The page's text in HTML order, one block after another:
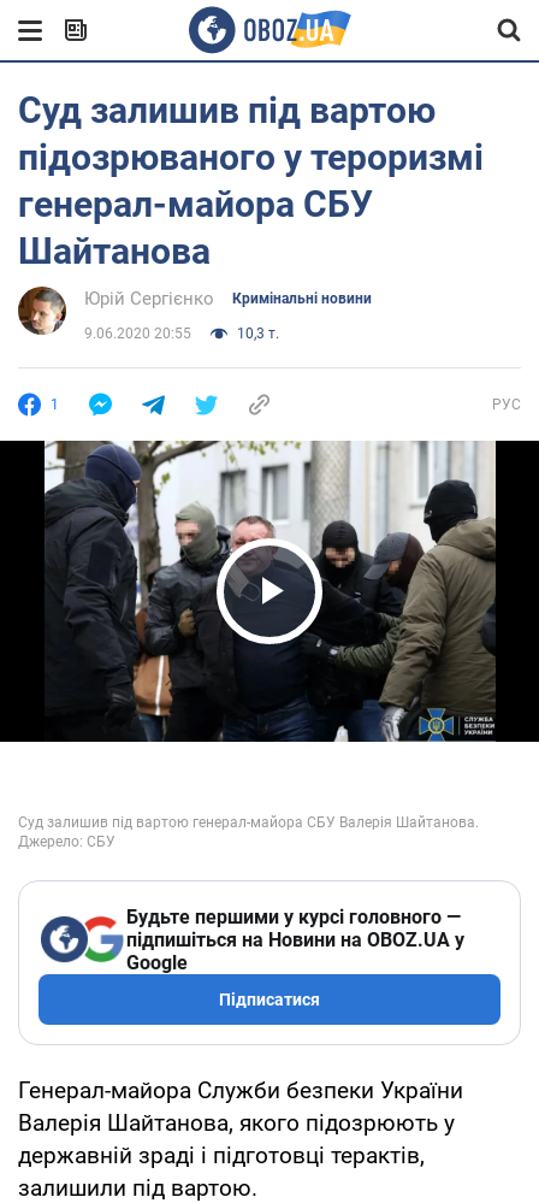
Суд залишив під вартою
підозрюваного у тероризмі
генерал-майора СБУ
Шайтанова
Юрій Сергієнко Кримінальні новини
9.06.2020 20:55 10,3 т.
1 РУС
Play Video
Будьте першими у курсі головного —
підпишіться на Новини на OBOZ.UA у
Google
Підписатися
Генерал-майора Служби безпеки України
Валерія Шайтанова, якого підозрюють у
державній зраді і підготовці терактів,
залишили під вартою.